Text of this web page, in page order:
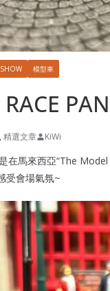
模型車
, 精選文章 KiWi
在馬來西亞“The
受會場氣氛~